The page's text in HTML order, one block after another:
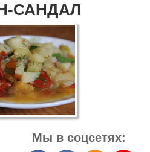
САНДАЛ
Мы в соцсетях: